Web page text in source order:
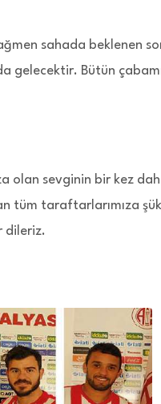
sahada beklenen
gelecektir. Bütün
olan sevginin bir kez
tüm taraftarlarımıza
dileriz.